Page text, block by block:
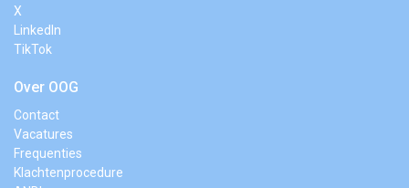
X
LinkedIn
TikTok
Over OOG
Contact
Vacatures
Frequenties
Klachtenprocedure